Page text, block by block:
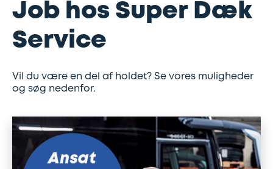
Job hos Super Dæk
Service
Vil du være en del af holdet? Se vores muligheder
og søg nedenfor.